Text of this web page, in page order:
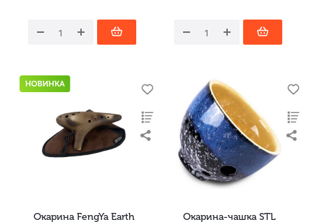
Окарина FengYa Earth
Окарина-чашка STL